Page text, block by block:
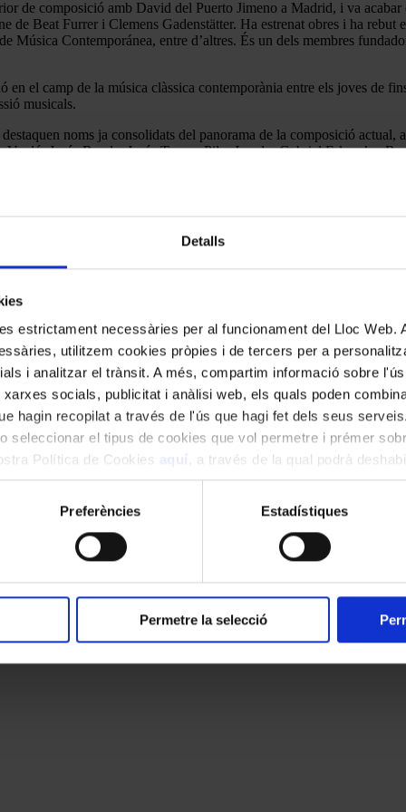
Detalls
estrictament necessàries per al funcionament del Lloc Web.
utilitzem cookies pròpies i de tercers per a
i analitzar el trànsit. A més, compartim informació sobre
socials, publicitat i anàlisi web, els quals poden
hagin recopilat a través de l'ús que hagi fet dels seus
seleccionar el tipus de cookies que vol permetre i prémer
Política de Cookies aquí
, a través de la qual podrà
Preferències
Estadístiques
Permetre la selecció
de composició amb David del Puerto Jimeno a Madrid, i va
Beat Furrer i Clemens Gadenstätter. Ha estrenat obres i ha
Música Contemporánea, entre d’altres. És un dels membres
el camp de la música clàssica contemporània entre els joves de
musicals.
noms ja consolidats del panorama de la composició
Jesús Rueda, Jesús Torres, Pilar Jurado, Gabriel Erkoreka,